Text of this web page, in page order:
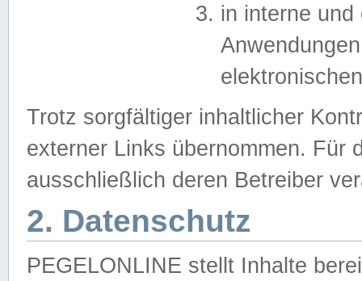
in interne
Trotz sorgfältiger inhaltlicher
externer Links übernommen. Für
ausschließlich deren Betreiber
2. Datenschutz
PEGELONLINE stellt Inhalte